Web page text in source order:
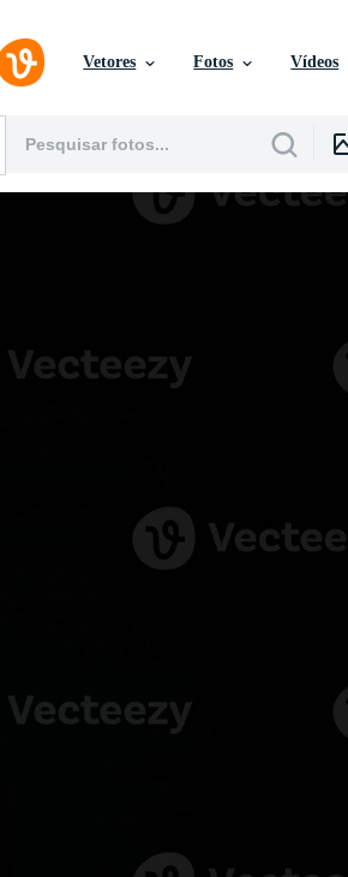
Vetores Fotos Vídeos